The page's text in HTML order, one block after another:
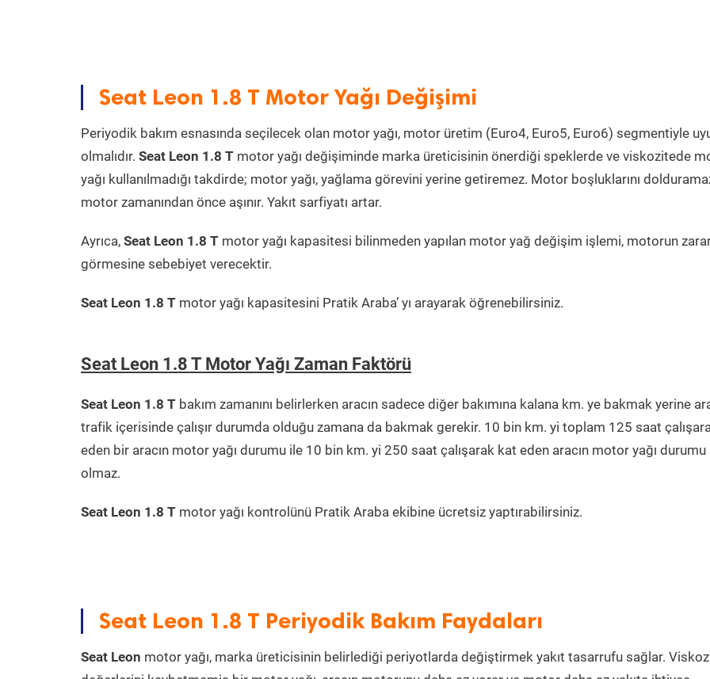
Seat Leon 1.8 T Motor Yağı Değişimi
Periyodik bakım esnasında seçilecek olan motor yağı, motor üretim (Euro4, Euro5, Euro6) segmentiyle
olmalıdır. Seat Leon 1.8 T motor yağı değişiminde marka üreticisinin önerdiği speklerde ve viskozitede
yağı kullanılmadığı takdirde; motor yağı, yağlama görevini yerine getiremez. Motor boşluklarını
motor zamanından önce aşınır. Yakıt sarfiyatı artar.
Ayrıca, Seat Leon 1.8 T motor yağı kapasitesi bilinmeden yapılan motor yağ değişim işlemi, motorun
görmesine sebebiyet verecektir.
Seat Leon 1.8 T motor yağı kapasitesini Pratik Araba’ yı arayarak öğrenebilirsiniz.
Seat Leon 1.8 T Motor Yağı Zaman Faktörü
Seat Leon 1.8 T bakım zamanını belirlerken aracın sadece diğer bakımına kalana km. ye bakmak yerine
trafik içerisinde çalışır durumda olduğu zamana da bakmak gerekir. 10 bin km. yi toplam 125 saat
eden bir aracın motor yağı durumu ile 10 bin km. yi 250 saat çalışarak kat eden aracın motor yağı durumu
olmaz.
Seat Leon 1.8 T motor yağı kontrolünü Pratik Araba ekibine ücretsiz yaptırabilirsiniz.
Seat Leon 1.8 T Periyodik Bakım Faydaları
Seat Leon motor yağı, marka üreticisinin belirlediği periyotlarda değiştirmek yakıt tasarrufu sağlar.